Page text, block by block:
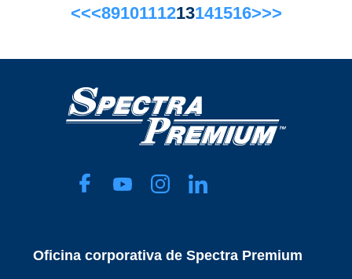
<<<8910111213141516>>>
Oficina corporativa de Spectra Premium